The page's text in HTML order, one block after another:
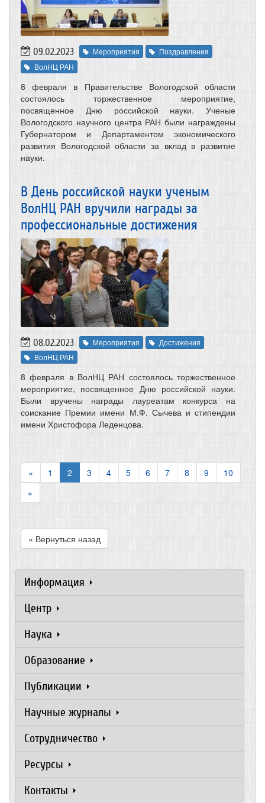
09.02.2023 Мероприятия
Поздравления
ВолНЦ РАН
8 февраля в Правительстве Вологодской области
состоялось торжественное мероприятие,
посвященное Дню российской науки. Ученые
Вологодского научного центра РАН были награждены
Губернатором и Департаментом экономического
развития Вологодской области за вклад в развитие
науки.
В День российской науки ученым
ВолНЦ РАН вручили награды за
профессиональные достижения
08.02.2023 Мероприятия
Достижения
ВолНЦ РАН
8 февраля в ВолНЦ РАН состоялось торжественное
мероприятие, посвященное Дню российской науки.
Были вручены награды лауреатам конкурса на
соискание Премии имени М.Ф. Сычева и стипендии
имени Христофора Леденцова.
« 1 2 3 4 5 6 7 8 9
10
»
« Вернуться назад
Информация
Центр
Наука
Образование
Публикации
Научные журналы
Сотрудничество
Ресурсы
Контакты